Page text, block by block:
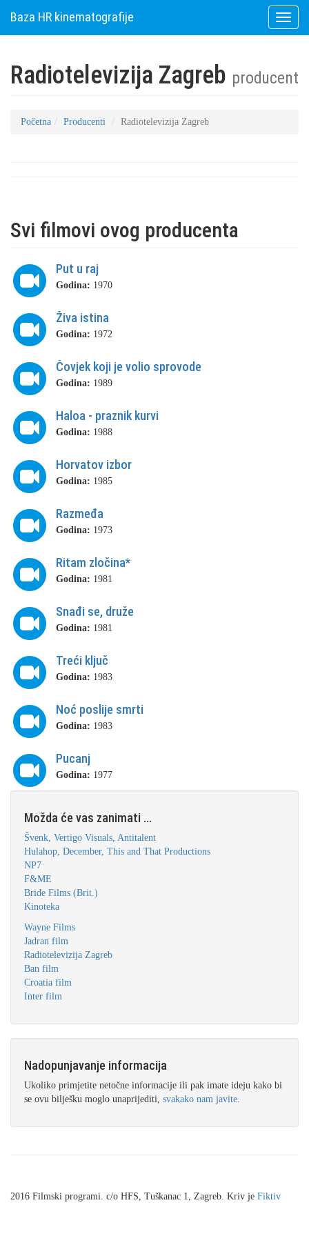
Toggle
Baza HR kinematografije
Radiotelevizija Zagreb producent
Početna Producenti Radiotelevizija Zagreb
Svi filmovi ovog producenta
Put u raj
Godina: 1970
Živa istina
Godina: 1972
Čovjek koji je volio sprovode
Godina: 1989
Haloa - praznik kurvi
Godina: 1988
Horvatov izbor
Godina: 1985
Razmeđa
Godina: 1973
Ritam zločina*
Godina: 1981
Snađi se, druže
Godina: 1981
Treći ključ
Godina: 1983
Noć poslije smrti
Godina: 1983
Pucanj
Godina: 1977
Možda će vas zanimati ...
Švenk, Vertigo Visuals, Antitalent
Hulahop, December, This and That Productions
NP7
F&ME
Bride Films (Brit.)
Kinoteka
Wayne Films
Jadran film
Radiotelevizija Zagreb
Ban film
Croatia film
Inter film
Nadopunjavanje informacija
Ukoliko primjetite netočne informacije ili pak imate ideju kako bi
se ovu bilješku moglo unaprijediti, svakako nam javite.
2016 Filmski programi. c/o HFS, Tuškanac 1, Zagreb. Kriv je Fiktiv